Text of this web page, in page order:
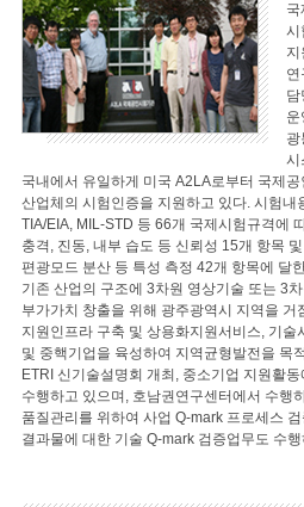
국
시
지
연
담
운
광
시
국내에서 유일하게 미국 A2LA로부터 국제
산업체의 시험인증을 지원하고 있다. 시험내
TIA/EIA, MIL-STD 등 66개 국제시험규격에
충격, 진동, 내부 습도 등 신뢰성 15개 항목
편광모드 분산 등 특성 측정 42개 항목에 달
기존 산업의 구조에 3차원 영상기술 또는 3
부가가치 창출을 위해 광주광역시 지역을 거
지원인프라 구축 및 상용화지원서비스, 기술
및 중핵기업을 육성하여 지역균형발전을 목
ETRI 신기술설명회 개최, 중소기업 지원활
수행하고 있으며, 호남권연구센터에서 수행
품질관리를 위하여 사업 Q-mark 프로세스
결과물에 대한 기술 Q-mark 검증업무도 수